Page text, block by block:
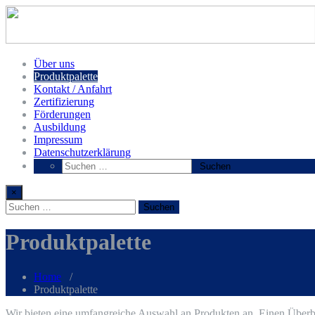
Über uns
Produktpalette
Kontakt / Anfahrt
Zertifizierung
Förderungen
Ausbildung
Impressum
Datenschutzerklärung
×
Produktpalette
Home /
Produktpalette